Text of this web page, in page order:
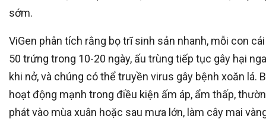
sớm.
ViGen phân tích rằng bọ trĩ sinh sản nhanh, mỗi con
50 trứng trong 10-20 ngày, ấu trùng tiếp tục gây hại
khi nở, và chúng có thể truyền virus gây bệnh xoăn lá.
hoạt động mạnh trong điều kiện ấm áp, ẩm thấp,
phát vào mùa xuân hoặc sau mưa lớn, làm cây mai